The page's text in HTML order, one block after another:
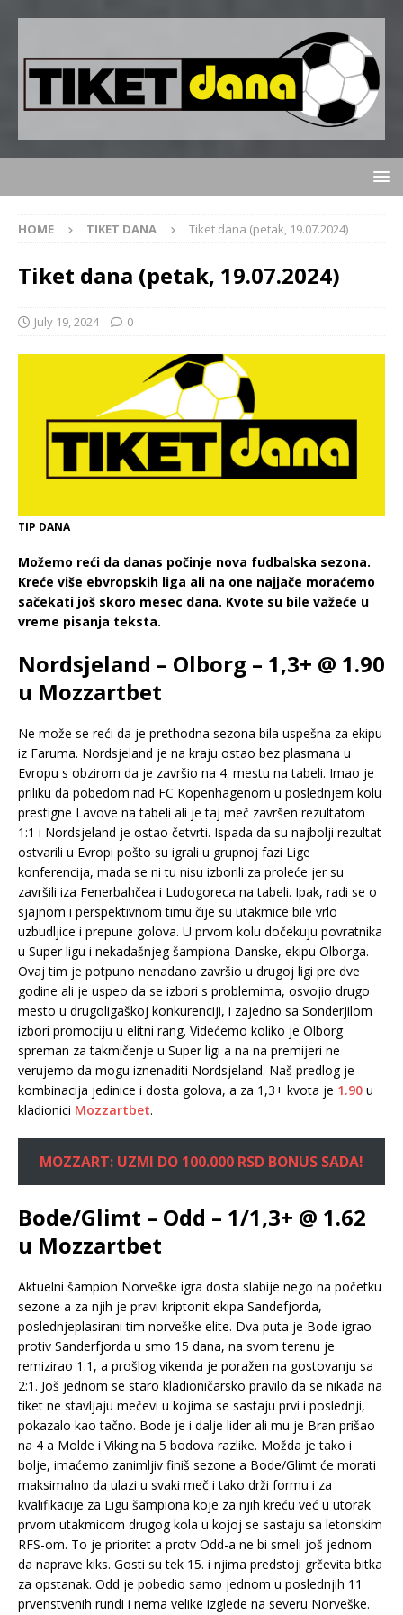
HOME TIKET DANA Tiket dana (petak, 19.07.2024)
Tiket dana (petak, 19.07.2024)
July 19, 2024 0
TIP DANA
Možemo reći da danas počinje nova fudbalska sezona.
Kreće više ebvropskih liga ali na one najjače moraćemo
sačekati još skoro mesec dana. Kvote su bile važeće u
vreme pisanja teksta.
Nordsjeland – Olborg – 1,3+ @ 1.90
u Mozzartbet
Ne može se reći da je prethodna sezona bila uspešna za ekipu
iz Faruma. Nordsjeland je na kraju ostao bez plasmana u
Evropu s obzirom da je završio na 4. mestu na tabeli. Imao je
priliku da pobedom nad FC Kopenhagenom u poslednjem kolu
prestigne Lavove na tabeli ali je taj meč završen rezultatom
1:1 i Nordsjeland je ostao četvrti. Ispada da su najbolji rezultat
ostvarili u Evropi pošto su igrali u grupnoj fazi Lige
konferencija, mada se ni tu nisu izborili za proleće jer su
završili iza Fenerbahčea i Ludogoreca na tabeli. Ipak, radi se o
sjajnom i perspektivnom timu čije su utakmice bile vrlo
uzbudljice i prepune golova. U prvom kolu dočekuju povratnika
u Super ligu i nekadašnjeg šampiona Danske, ekipu Olborga.
Ovaj tim je potpuno nenadano završio u drugoj ligi pre dve
godine ali je uspeo da se izbori s problemima, osvojio drugo
mesto u drugoligaškoj konkurenciji, i zajedno sa Sonderjilom
izbori promociju u elitni rang. Videćemo koliko je Olborg
spreman za takmičenje u Super ligi a na na premijeri ne
verujemo da mogu iznenaditi Nordsjeland. Naš predlog je
kombinacija jedinice i dosta golova, a za 1,3+ kvota je 1.90 u
kladionici Mozzartbet.
MOZZART: UZMI DO 100.000 RSD BONUS SADA!
Bode/Glimt – Odd – 1/1,3+ @ 1.62
u Mozzartbet
Aktuelni šampion Norveške igra dosta slabije nego na početku
sezone a za njih je pravi kriptonit ekipa Sandefjorda,
poslednjeplasirani tim norveške elite. Dva puta je Bode igrao
protiv Sanderfjorda u smo 15 dana, na svom terenu je
remizirao 1:1, a prošlog vikenda je poražen na gostovanju sa
2:1. Još jednom se staro kladioničarsko pravilo da se nikada na
tiket ne stavljaju mečevi u kojima se sastaju prvi i poslednji,
pokazalo kao tačno. Bode je i dalje lider ali mu je Bran prišao
na 4 a Molde i Viking na 5 bodova razlike. Možda je tako i
bolje, imaćemo zanimljiv finiš sezone a Bode/Glimt će morati
maksimalno da ulazi u svaki meč i tako drži formu i za
kvalifikacije za Ligu šampiona koje za njih kreću već u utorak
prvom utakmicom drugog kola u kojoj se sastaju sa letonskim
RFS-om. To je prioritet a protv Odd-a ne bi smeli još jednom
da naprave kiks. Gosti su tek 15. i njima predstoji grčevita bitka
za opstanak. Odd je pobedio samo jednom u poslednjih 11
prvenstvenih rundi i nema velike izglede na severu Norveške.